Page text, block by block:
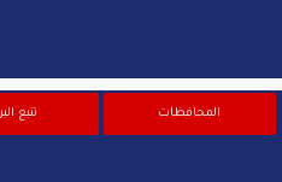
المحافظات تتبع